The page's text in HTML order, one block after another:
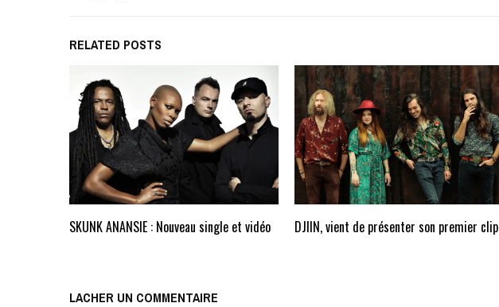
RELATED POSTS
SKUNK ANANSIE : Nouveau single et vidéo DJIIN, vient de présenter son premier clip
LACHER UN COMMENTAIRE